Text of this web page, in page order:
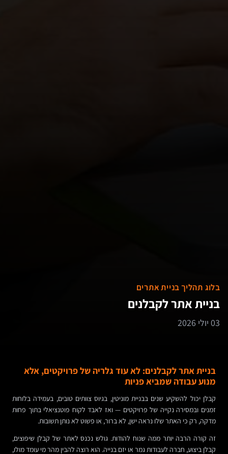
בלוג תהליך בניית אתרים
בניית אתר לקבלנים
03 יולי 2026
בניית אתר לקבלנים: לא עוד גלריה של פרויקטים, אלא
מנוע עבודה שמביא פניות
קבלן יכול להשקיע שנים בבניית מוניטין, בגיוס צוותים טובים, בעמידה בלוחות
זמנים ובמסירה נקייה של פרויקטים — ואז לאבד לקוח פוטנציאלי בתוך פחות
מדקה, רק כי האתר שלו נראה ישן, לא ברור, או פשוט לא נותן תשובות.
זה קורה הרבה יותר ממה שנוח להודות. גולש נכנס לאתר של קבלן שיפוצים,
קבלן ביצוע, חברה לעבודות גמר או יזם בנייה. הוא רוצה להבין מהר מי עומד מולו,